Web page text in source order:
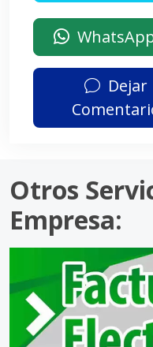
Dejar
Otros
Empresa: